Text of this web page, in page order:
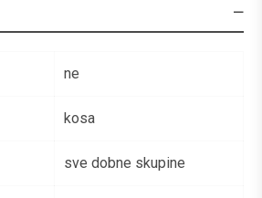
ne
kosa
sve dobne skupine